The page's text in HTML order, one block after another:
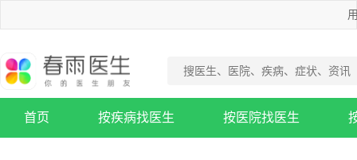
首页 按疾病找医生 按医院找医生